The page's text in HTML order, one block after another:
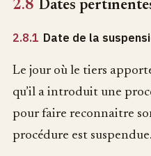
2.8 Dates
2.8.1 Date de la
Le jour où le tiers
qu’il a introduit une
pour faire reconnaitre
procédure est suspendue.